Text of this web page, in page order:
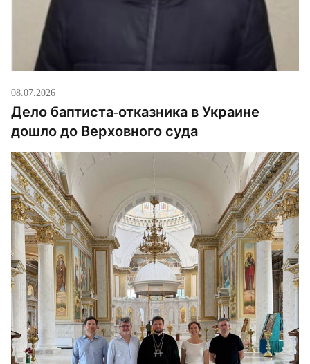
08.07.2026
Дело баптиста-отказника в Украине
дошло до Верховного суда